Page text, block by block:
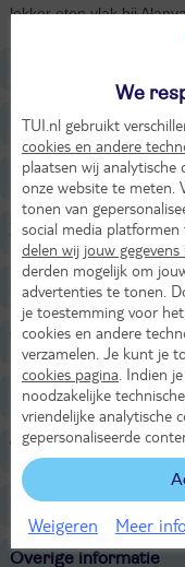
lekker eten vlak bij
Faciliteiten
Restaurants/Bars
Zwembaden
Strand
Wellness
Sport & Activiteiten
Voor de kinderen
Onafhankelijk
Overige informatie
We
TUI.nl gebruikt
cookies en andere
plaatsen wij
onze website te meten.
tonen van
social media platformen
delen wij jouw
derden mogelijk om
advertenties te tonen.
je toestemming voor
cookies en andere
verzamelen. Je kunt je
cookies pagina . Indien
noodzakelijke
vriendelijke analytische
gepersonaliseerde
Weigeren Meer